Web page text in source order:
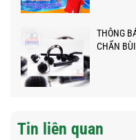
THÔNG
CHẨN
Tin liên quan